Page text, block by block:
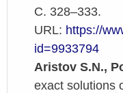
С. 328–333.
URL: https://
id=9933794
Aristov S.N.,
exact solutions